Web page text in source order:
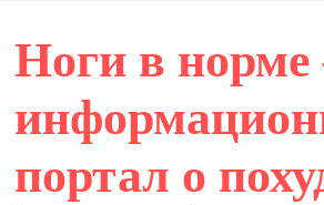
содержимому
Ноги в
портал о